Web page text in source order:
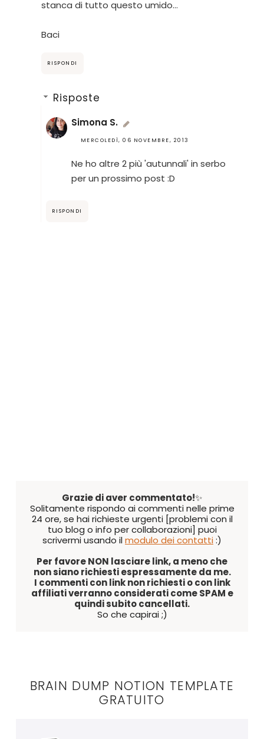
stanca di tutto questo umido...
Baci
RISPONDI
Risposte
Simona S.
MERCOLEDÌ, 06 NOVEMBRE, 2013
Ne ho altre 2 più 'autunnali' in serbo
per un prossimo post :D
RISPONDI
Grazie di aver commentato!✨
Solitamente rispondo ai commenti nelle prime
24 ore, se hai richieste urgenti [problemi con il
tuo blog o info per collaborazioni] puoi
scrivermi usando ilmodulo dei contatti:)
Per favore NON lasciare link, a meno che
non siano richiesti espressamente da me.
I commenti con link non richiesti o con link
affiliati verranno considerati come SPAM e
quindi subito cancellati.
So che capirai ;)
BRAIN DUMP NOTION TEMPLATE
GRATUITO